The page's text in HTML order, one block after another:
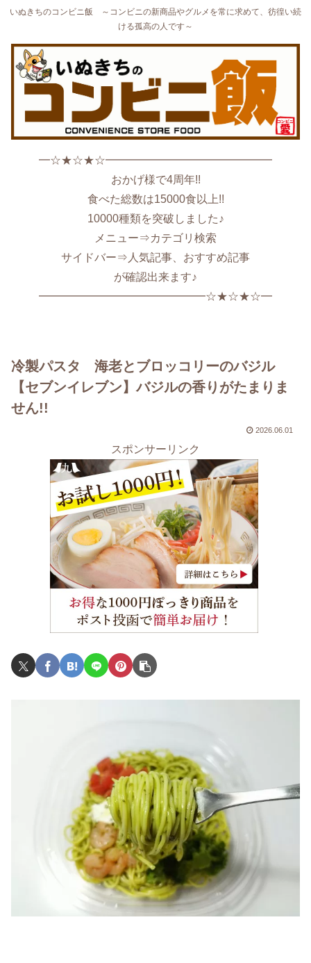
いぬきちのコンビニ飯 ～コンビニの新商品やグルメを常に求めて、彷徨い続
ける孤高の人です～
━☆★☆★☆━━━━━━━━━━━━━━━
おかげ様で4周年!!
食べた総数は15000食以上!!
10000種類を突破しました♪
メニュー⇒カテゴリ検索
サイドバー⇒人気記事、おすすめ記事
が確認出来ます♪
━━━━━━━━━━━━━━━☆★☆★☆━
冷製パスタ 海老とブロッコリーのバジル
【セブンイレブン】バジルの香りがたまりま
せん!!
2026.06.01
スポンサーリンク